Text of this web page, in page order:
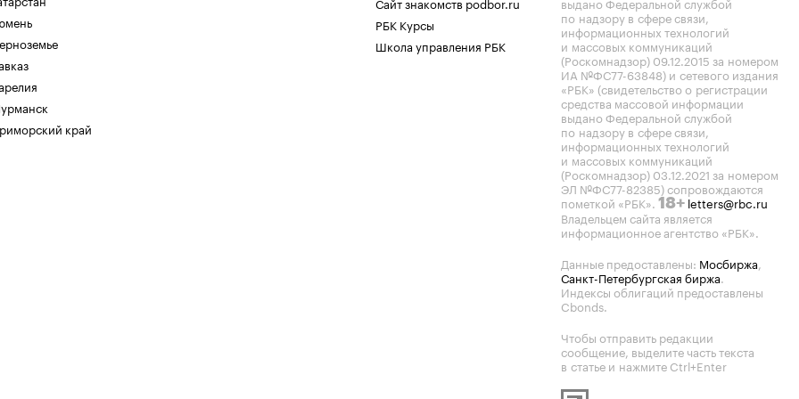
край
РБК Курсы
Школа управления РБК
по надзору в сфере связи,
информационных технологий
и массовых коммуникаций
(Роскомнадзор) 09.12.2015 за номером
ИА №ФС77-63848) и сетевого издания
«РБК» (свидетельство о регистрации
средства массовой информации
выдано Федеральной службой
по надзору в сфере связи,
информационных технологий
и массовых коммуникаций
(Роскомнадзор) 03.12.2021 за номером
ЭЛ №ФС77-82385) сопровождаются
пометкой «РБК». 18+ letters@rbc.ru
Владельцем сайта является
информационное агентство «РБК».
Данные предоставлены: Мосбиржа,
Санкт-Петербургская биржа.
Индексы облигаций предоставлены
Cbonds.
Чтобы отправить редакции
сообщение, выделите часть текста
в статье и нажмите Ctrl+Enter